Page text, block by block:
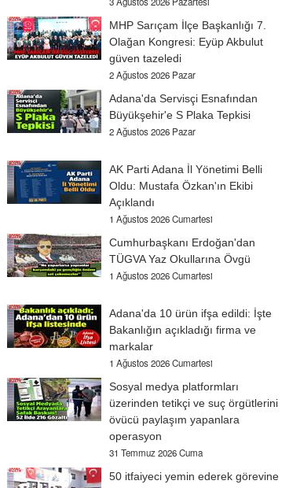
MHP Sarıçam İlçe Başkanlığı 7.
Olağan Kongresi: Eyüp Akbulut
güven tazeledi
2 Ağustos 2026 Pazar
Adana'da Servisçi Esnafından
Büyükşehir'e S Plaka Tepkisi
2 Ağustos 2026 Pazar
AK Parti Adana İl Yönetimi Belli
Oldu: Mustafa Özkan'ın Ekibi
Açıklandı
1 Ağustos 2026 Cumartesi
Cumhurbaşkanı Erdoğan'dan
TÜGVA Yaz Okullarına Övgü
1 Ağustos 2026 Cumartesi
Adana'da 10 ürün ifşa edildi: İşte
Bakanlığın açıkladığı firma ve
markalar
1 Ağustos 2026 Cumartesi
Sosyal medya platformları
üzerinden tetikçi ve suç örgütlerini
övücü paylaşım yapanlara
operasyon
31 Temmuz 2026 Cuma
50 itfaiyeci yemin ederek görevine